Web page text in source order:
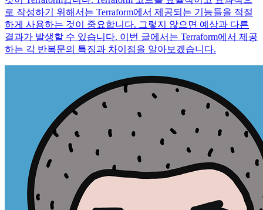
로 작성하기 위해서는 Terraform에서 제공되는 기능들을 적절
하게 사용하는 것이 중요합니다. 그렇지 않으면 예상과 다른
결과가 발생할 수 있습니다. 이번 글에서는 Terraform에서 제공
하는 각 반복문의 특징과 차이점을 알아보겠습니다.